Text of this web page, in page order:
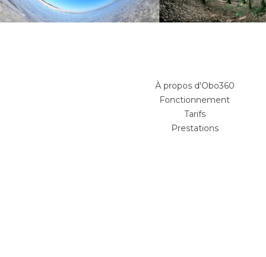
À propos d'Obo360
Fonctionnement
Tarifs
Prestations